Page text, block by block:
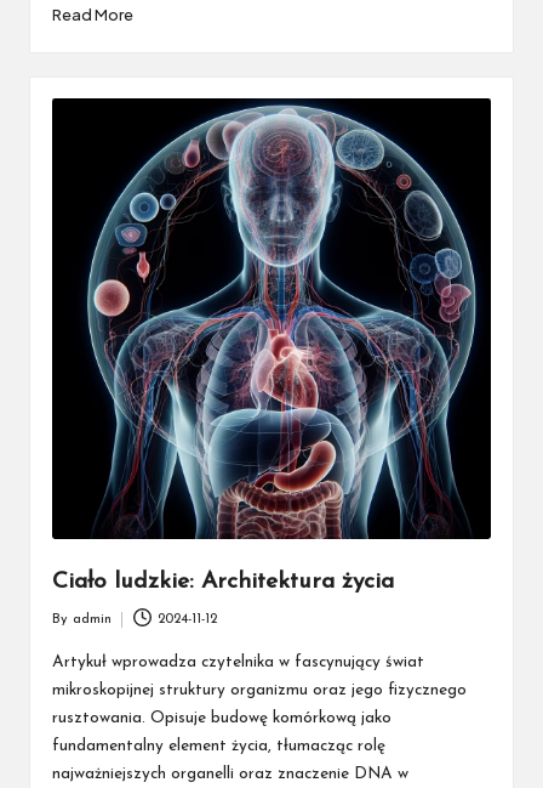
Read More
Ciało ludzkie: Architektura życia
by
By admin 2024-11-12
Artykuł wprowadza czytelnika w fascynujący świat
mikroskopijnej struktury organizmu oraz jego fizycznego
rusztowania. Opisuje budowę komórkową jako
fundamentalny element życia, tłumacząc rolę
najważniejszych organelli oraz znaczenie DNA w